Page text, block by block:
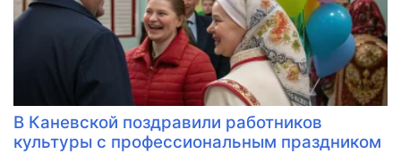
В Каневской поздравили работников
культуры с профессиональным праздником